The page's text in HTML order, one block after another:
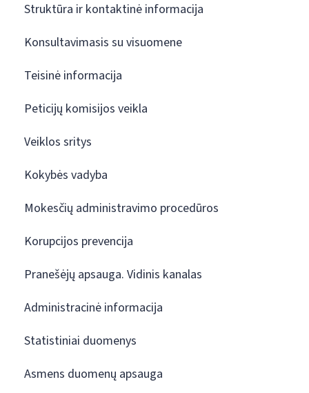
Struktūra ir kontaktinė informacija
Konsultavimasis su visuomene
Teisinė informacija
Peticijų komisijos veikla
Veiklos sritys
Kokybės vadyba
Mokesčių administravimo procedūros
Korupcijos prevencija
Pranešėjų apsauga. Vidinis kanalas
Administracinė informacija
Statistiniai duomenys
Asmens duomenų apsauga